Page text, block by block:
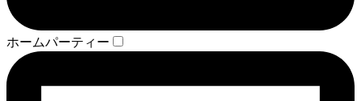
ホームパーティー